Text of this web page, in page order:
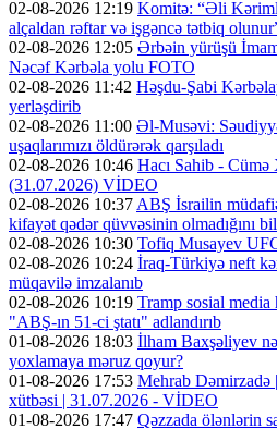
02-08-2026 12:19 Komitə: “Əli
alçaldan rəftar və işgəncə tətbiq
02-08-2026 12:05 Ərbəin yürüşü
Nəcəf Kərbəla yolu FOTO
02-08-2026 11:42 Həşdu-Şabi
yerləşdirib
02-08-2026 11:00 Əl-Musəvi:
uşaqlarımızı öldürərək qarşıladı
02-08-2026 10:46 Hacı Sahib -
(31.07.2026) VİDEO
02-08-2026 10:37 ABŞ İsrailin
kifayət qədər qüvvəsinin olmadığını
02-08-2026 10:30 Tofiq Musayev
02-08-2026 10:24 İraq-Türkiyə neft
müqavilə imzalanıb
02-08-2026 10:19 Tramp sosial media
"ABŞ-ın 51-ci ştatı" adlandırıb
01-08-2026 18:03 İlham Baxşəliyev
yoxlamaya məruz qoyur?
01-08-2026 17:53 Mehrab Dəmirzadə
xütbəsi | 31.07.2026 - VİDEO
01-08-2026 17:47 Qəzzada ölənlərin